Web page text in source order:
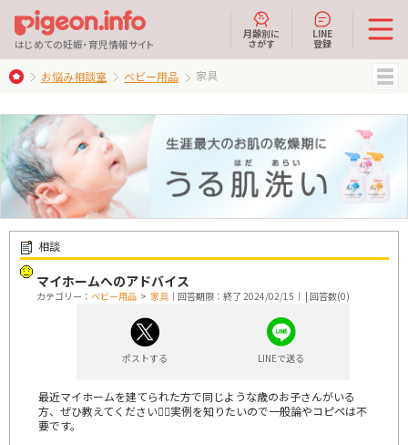
はじめての妊娠・育児情報サイト
月齢別に
さがす
LINE
登録
お悩み相談室 ベビー用品 家具
相談
マイホームへのアドバイス
カテゴリー： ベビー用品 > 家具 ｜回答期限：終了 2024/02/15｜ | 回答数(0)
ポストする LINEで送る
最近マイホームを建てられた方で同じような歳のお子さんがいる
方、ぜひ教えてください🙇‍♀️実例を知りたいので一般論やコピペは不
要です。